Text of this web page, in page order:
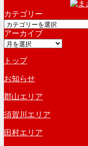
カ
イ
ブ
カテゴリー
カ
テ
ゴ
ー
アーカイブ
ア
カ
イ
ブ
トップ
お知らせ
郡山エリア
須賀川エリア
田村エリア